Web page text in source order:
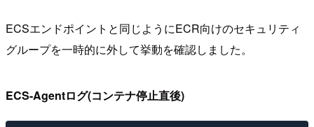
ECSエンドポイントと同じようにECR向けのセキュリティ
グループを一時的に外して挙動を確認しました。
ECS-Agentログ(コンテナ停止直後)